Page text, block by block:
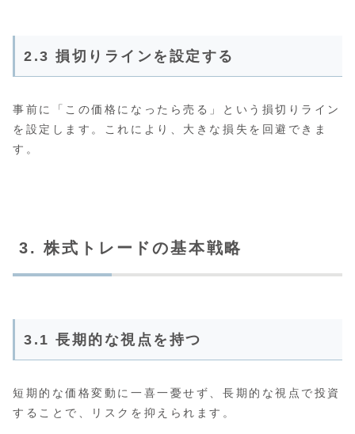
2.3 損切りラインを設定する
事前に「この価格になったら売る」という損切りライン
を設定します。これにより、大きな損失を回避できま
す。
3. 株式トレードの基本戦略
3.1 長期的な視点を持つ
短期的な価格変動に一喜一憂せず、長期的な視点で投資
することで、リスクを抑えられます。